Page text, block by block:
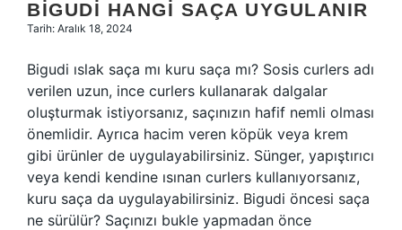
BIGUDI HANGI SAÇA UYGULANIR
Tarih: Aralık 18, 2024
Bigudi ıslak saça mı kuru saça mı? Sosis curlers adı
verilen uzun, ince curlers kullanarak dalgalar
oluşturmak istiyorsanız, saçınızın hafif nemli olması
önemlidir. Ayrıca hacim veren köpük veya krem ​​
gibi ürünler de uygulayabilirsiniz. Sünger, yapıştırıcı
veya kendi kendine ısınan curlers kullanıyorsanız,
kuru saça da uygulayabilirsiniz. Bigudi öncesi saça
ne sürülür? Saçınızı bukle yapmadan önce